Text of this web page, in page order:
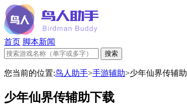
首页 脚本新闻
您当前的位置:鸟人助手>手游辅助>少年仙界传辅助
少年仙界传辅助下载